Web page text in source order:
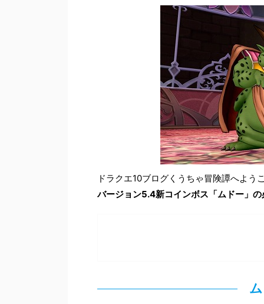
ドラクエ10ブログくうちゃ冒険譚へよう
バージョン5.4新コインボス「ムドー」